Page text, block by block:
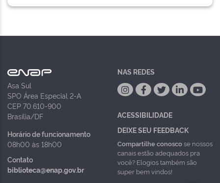
Asa Sul
SPO Área Especial 2-A
CEP 70.610-900
Brasília/DF
Horário de funcionamento
08h00 às 18h00
Contato
biblioteca@enap.gov.br
NAS REDES
ACESSIBILIDADE
DEIXE SEU FEEDBACK
Compartilhe conoscose nossos
canais estão adequados pra
você? Elogios também são
super bem vindos!